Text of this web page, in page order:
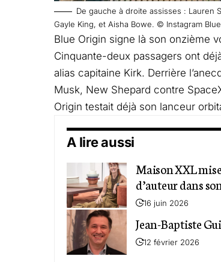
De gauche à droite assisses : Lauren
Gayle King, et Aisha Bowe. © Instagram
Blue Origin signe là son onzième
Cinquante-deux passagers ont
alias capitaine Kirk. Derrière
Musk, New Shepard contre
Origin testait déjà son lanceur
A lire aussi
Maison XXL
d’auteur dans
16 juin 2026
Jean-Baptiste
12 février 2026